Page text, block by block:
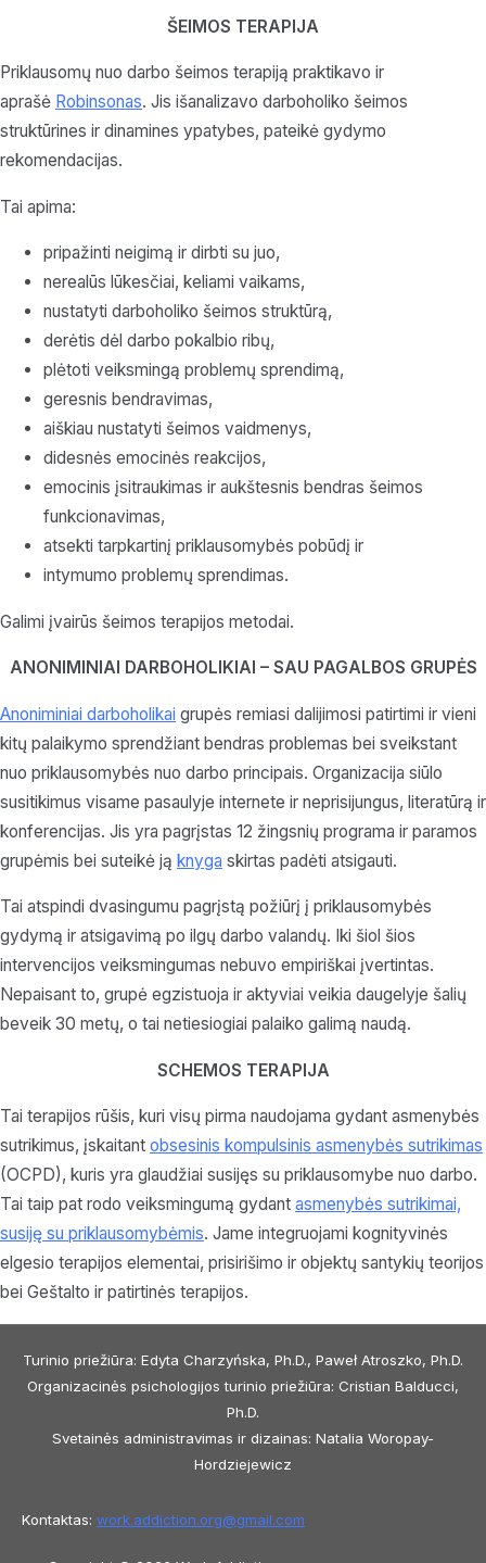
ŠEIMOS TERAPIJA
Priklausomų nuo darbo šeimos terapiją praktikavo ir
aprašė Robinsonas. Jis išanalizavo darboholiko šeimos
struktūrines ir dinamines ypatybes, pateikė gydymo
rekomendacijas.
Tai apima:
pripažinti neigimą ir dirbti su juo,
nerealūs lūkesčiai, keliami vaikams,
nustatyti darboholiko šeimos struktūrą,
derėtis dėl darbo pokalbio ribų,
plėtoti veiksmingą problemų sprendimą,
geresnis bendravimas,
aiškiau nustatyti šeimos vaidmenys,
didesnės emocinės reakcijos,
emocinis įsitraukimas ir aukštesnis bendras šeimos
funkcionavimas,
atsekti tarpkartinį priklausomybės pobūdį ir
intymumo problemų sprendimas.
Galimi įvairūs šeimos terapijos metodai.
ANONIMINIAI DARBOHOLIKIAI – SAU PAGALBOS GRUPĖS
Anoniminiai darboholikai grupės remiasi dalijimosi patirtimi ir vieni
kitų palaikymo sprendžiant bendras problemas bei sveikstant
nuo priklausomybės nuo darbo principais. Organizacija siūlo
susitikimus visame pasaulyje internete ir neprisijungus, literatūrą ir
konferencijas. Jis yra pagrįstas 12 žingsnių programa ir paramos
grupėmis bei suteikė ją knyga skirtas padėti atsigauti.
Tai atspindi dvasingumu pagrįstą požiūrį į priklausomybės
gydymą ir atsigavimą po ilgų darbo valandų. Iki šiol šios
intervencijos veiksmingumas nebuvo empiriškai įvertintas.
Nepaisant to, grupė egzistuoja ir aktyviai veikia daugelyje šalių
beveik 30 metų, o tai netiesiogiai palaiko galimą naudą.
SCHEMOS TERAPIJA
Tai terapijos rūšis, kuri visų pirma naudojama gydant asmenybės
sutrikimus, įskaitant obsesinis kompulsinis asmenybės sutrikimas
(OCPD), kuris yra glaudžiai susijęs su priklausomybe nuo darbo.
Tai taip pat rodo veiksmingumą gydant asmenybės sutrikimai,
susiję su priklausomybėmis. Jame integruojami kognityvinės
elgesio terapijos elementai, prisirišimo ir objektų santykių teorijos
bei Geštalto ir patirtinės terapijos.
Turinio priežiūra: Edyta Charzyńska, Ph.D., Paweł Atroszko, Ph.D.
Organizacinės psichologijos turinio priežiūra: Cristian Balducci,
Ph.D.
Svetainės administravimas ir dizainas: Natalia Woropay-
Hordziejewicz
Kontaktas: work.addiction.org@gmail.com